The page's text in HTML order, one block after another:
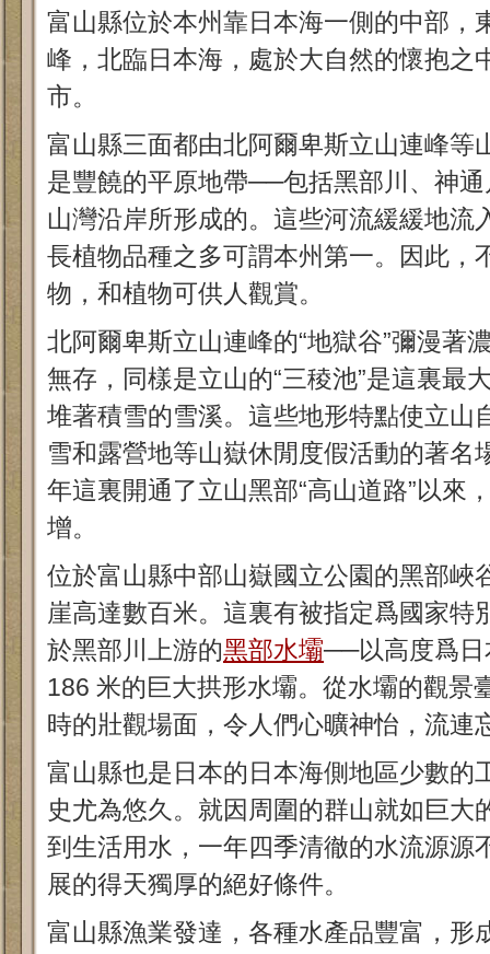
富山縣位於本州靠日本海一側的中部，
峰，北臨日本海，處於大自然的懷抱之
市。
富山縣三面都由北阿爾卑斯立山連峰等
是豐饒的平原地帶──包括黑部川、神
山灣沿岸所形成的。這些河流緩緩地流
長植物品種之多可謂本州第一。因此，
物，和植物可供人觀賞。
北阿爾卑斯立山連峰的“地獄谷”彌漫著
無存，同樣是立山的“三稜池”是這裏最
堆著積雪的雪溪。這些地形特點使立山
雪和露營地等山嶽休閒度假活動的著名
年這裏開通了立山黑部“高山道路”以來
增。
位於富山縣中部山嶽國立公園的黑部峽
崖高達數百米。這裏有被指定爲國家特
於黑部川上游的黑部水壩──以高度爲日
186 米的巨大拱形水壩。從水壩的觀景
時的壯觀場面，令人們心曠神怡，流連
富山縣也是日本的日本海側地區少數的
史尤為悠久。就因周圍的群山就如巨大
到生活用水，一年四季清徹的水流源源
展的得天獨厚的絕好條件。
富山縣漁業發達，各種水產品豐富，形